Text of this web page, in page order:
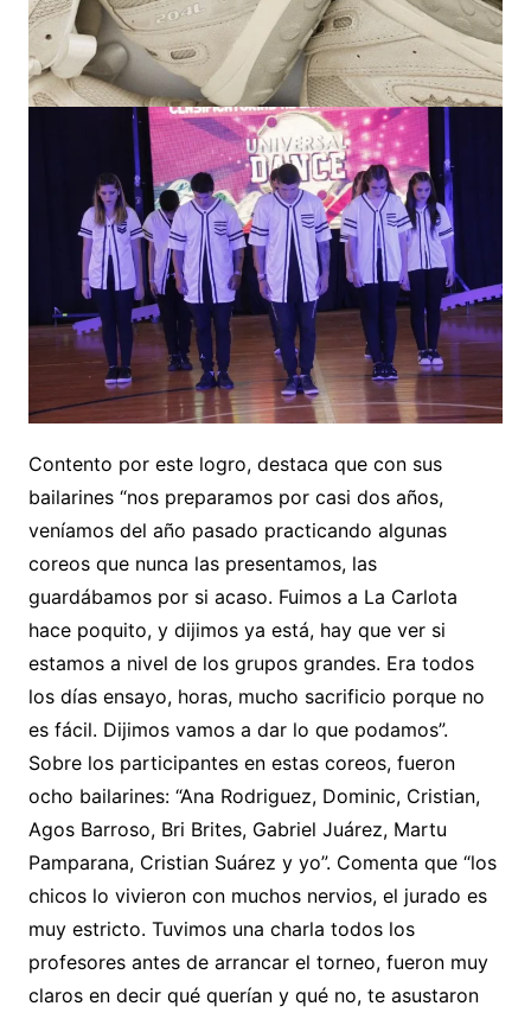
Contento por este logro, destaca que con sus
bailarines “nos preparamos por casi dos años,
veníamos del año pasado practicando algunas
coreos que nunca las presentamos, las
guardábamos por si acaso. Fuimos a La Carlota
hace poquito, y dijimos ya está, hay que ver si
estamos a nivel de los grupos grandes. Era todos
los días ensayo, horas, mucho sacrificio porque no
es fácil. Dijimos vamos a dar lo que podamos”.
Sobre los participantes en estas coreos, fueron
ocho bailarines: “Ana Rodriguez, Dominic, Cristian,
Agos Barroso, Bri Brites, Gabriel Juárez, Martu
Pamparana, Cristian Suárez y yo”. Comenta que “los
chicos lo vivieron con muchos nervios, el jurado es
muy estricto. Tuvimos una charla todos los
profesores antes de arrancar el torneo, fueron muy
claros en decir qué querían y qué no, te asustaron